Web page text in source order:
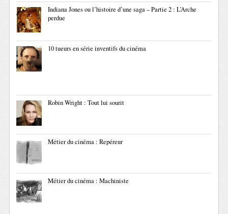
Indiana Jones ou l’histoire d’une saga – Partie 2 : L’Arche
perdue
10 tueurs en série inventifs du cinéma
Robin Wright : Tout lui sourit
Métier du cinéma : Repéreur
Métier du cinéma : Machiniste